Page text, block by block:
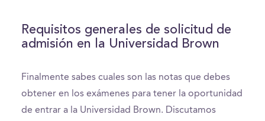
Requisitos generales de solicitud de
admisión en la Universidad Brown
Finalmente sabes cuales son las notas que debes
obtener en los exámenes para tener la oportunidad
de entrar a la Universidad Brown. Discutamos